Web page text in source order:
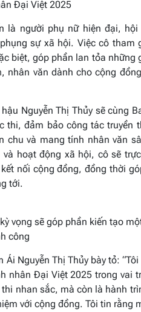
Đại Việt 2025
là người phụ nữ hiện đại,
sự xã hội. Việc cô tham
biệt, góp phần lan tỏa những
nhân văn dành cho cộng
Nguyễn Thị Thủy sẽ cùng
thi, đảm bảo công tác truyền
chu và mang tính nhân văn
hoạt động xã hội, cô sẽ
nối cộng đồng, đồng thời
tới.
vọng sẽ góp phần kiến tạo
công
Nguyễn Thị Thủy bày tỏ:
nhân Đại Việt 2025 trong vai
nhan sắc, mà còn là hành
với cộng đồng. Tôi tin rằng